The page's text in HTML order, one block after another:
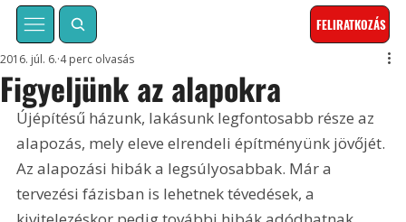
FELIRATKOZÁS
Figyeljünk az alapokra
2016. júl. 6. 4 perc olvasás
Újépítésű házunk, lakásunk legfontosabb része az
alapozás, mely eleve elrendeli építményünk jövőjét.
Az alapozási hibák a legsúlyosabbak. Már a
tervezési fázisban is lehetnek tévedések, a